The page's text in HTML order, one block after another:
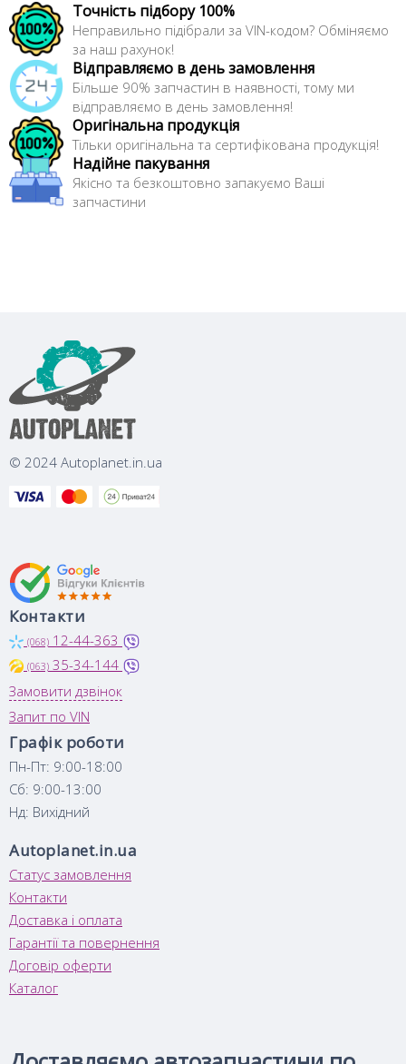
Точність підбору 100%
Неправильно підібрали за VIN-кодом? Обміняємо
за наш рахунок!
Відправляємо в день замовлення
Більше 90% запчастин в наявності, тому ми
відправляємо в день замовлення!
Оригінальна продукція
Тільки оригінальна та сертифікована продукція!
Надійне пакування
Якісно та безкоштовно запакуємо Ваші
запчастини
© 2024 Autoplanet.in.ua
Контакти
(068) 12-44-363
(063) 35-34-144
Замовити дзвінок
Запит по VIN
Графік роботи
Пн-Пт: 9:00-18:00
Сб: 9:00-13:00
Нд: Вихідний
Autoplanet.in.ua
Статус замовлення
Контакти
Доставка і оплата
Гарантії та повернення
Договір оферти
Каталог